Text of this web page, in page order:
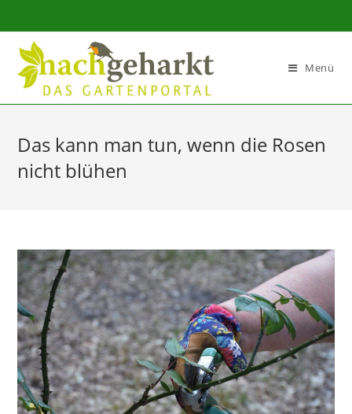
Sidebar-
Inhalt
Menü
Das kann man tun, wenn die Rosen
nicht blühen